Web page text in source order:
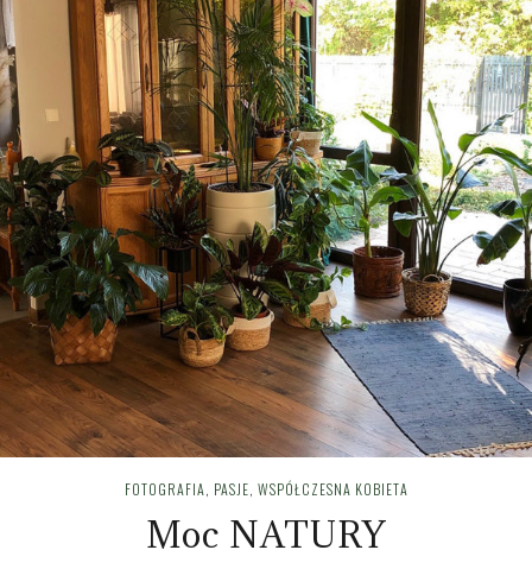
FOTOGRAFIA, PASJE, WSPÓŁCZESNA KOBIETA
Moc NATURY